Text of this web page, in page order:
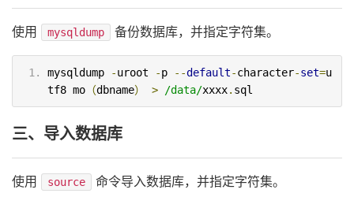
使用 mysqldump 备份数据库，并指定字符集。
mysqldump -uroot -p --default-character-set=u
tf8 mo （dbname） > /data/xxxx. sql
三、导入数据库
使用 source 命令导入数据库，并指定字符集。